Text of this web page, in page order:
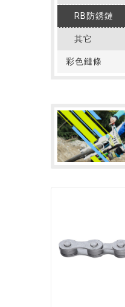
RB防銹鏈
其它
彩色鏈條